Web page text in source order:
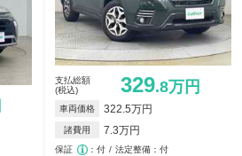
支払総額
(税込)
329.8万円
車両価格 322.5万円
諸費用 7.3万円
保証 付 法定整備：付